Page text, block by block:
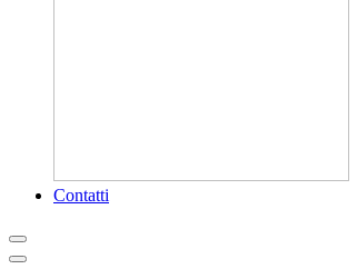
Contatti